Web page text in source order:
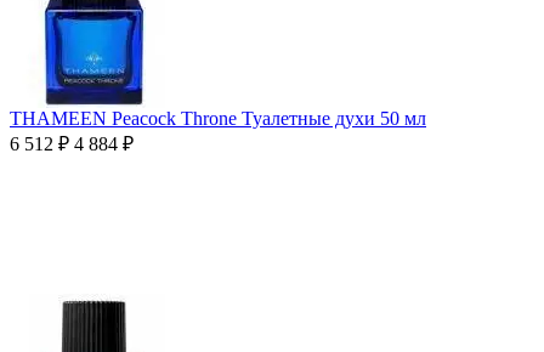
THAMEEN Peacock Throne Туалетные духи 50 мл
6 512 ₽ 4 884 ₽